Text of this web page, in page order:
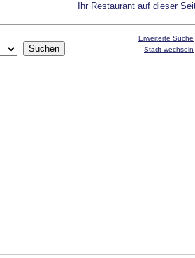
Ihr Restaurant auf dieser
Erweiterte Suche
Stadt wechseln